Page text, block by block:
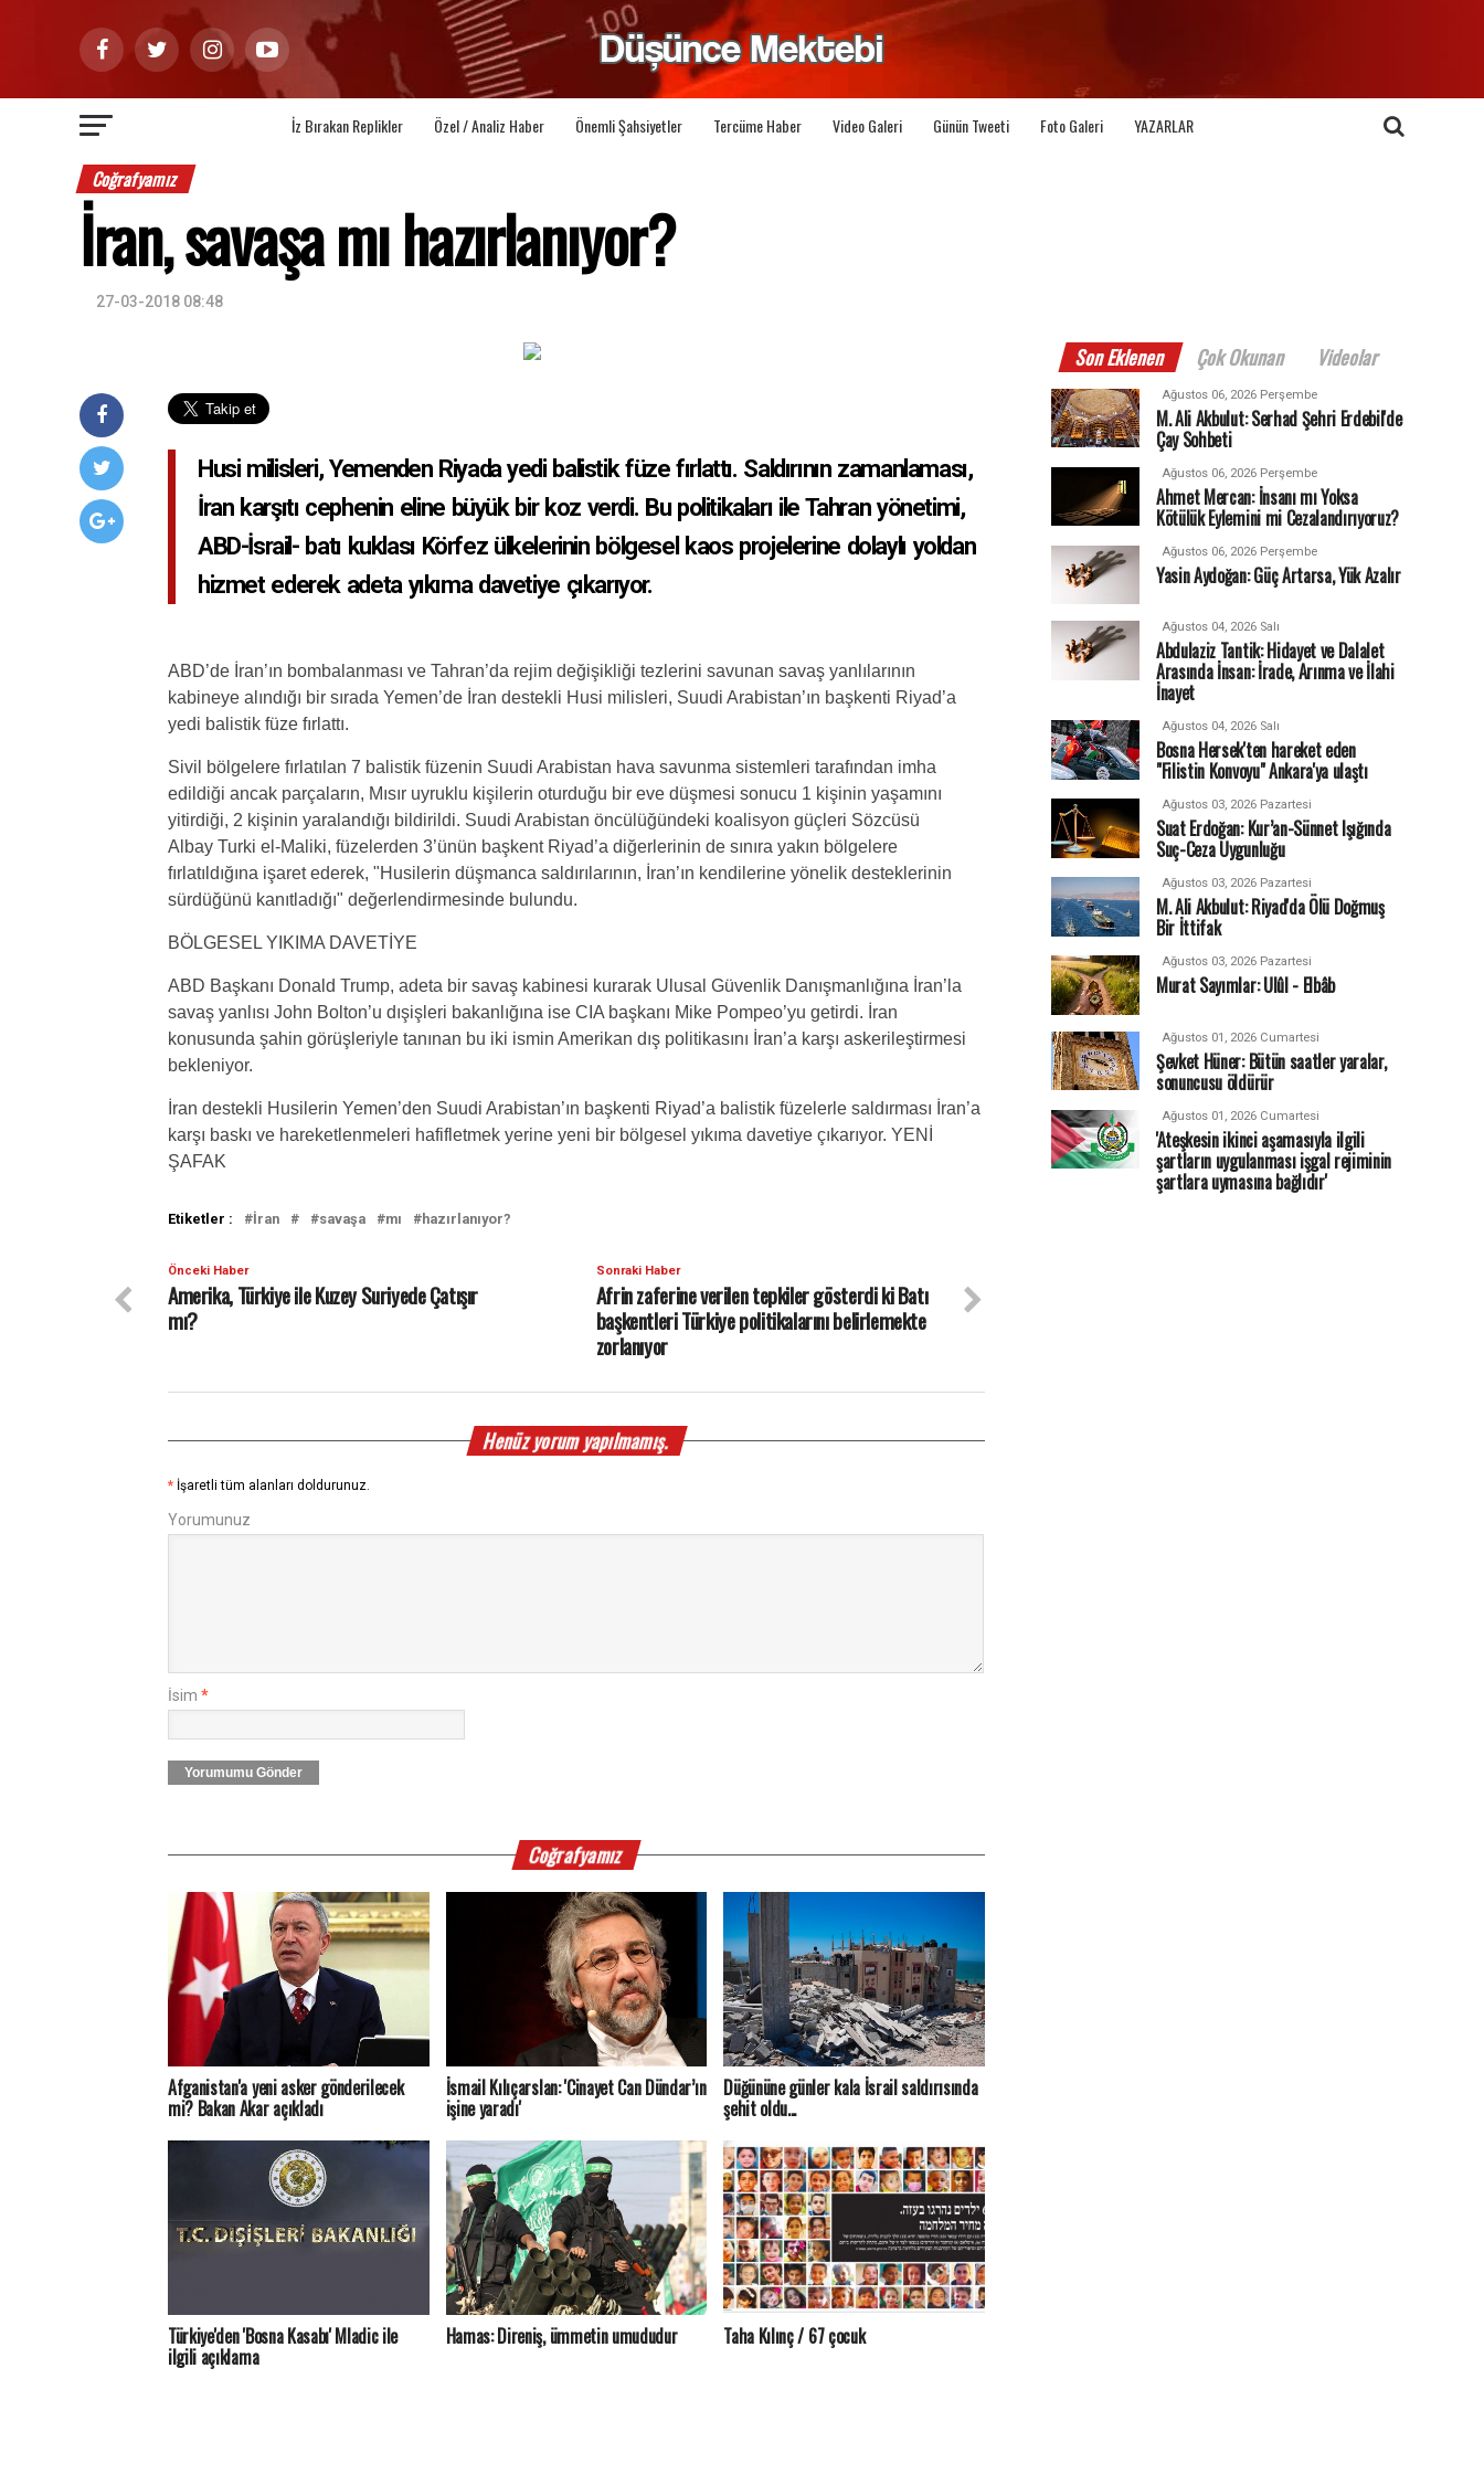
İz Bırakan Replikler Özel / Analiz Haber Önemli Şahsiyetler Tercüme Haber Video Galeri Günün Tweeti Foto Galeri YAZARLAR
Coğrafyamız
İran, savaşa mı hazırlanıyor?
27-03-2018 08:48
Husi milisleri, Yemenden Riyada yedi balistik füze fırlattı. Saldırının zamanlaması,
İran karşıtı cephenin eline büyük bir koz verdi. Bu politikaları ile Tahran yönetimi,
ABD-İsrail- batı kuklası Körfez ülkelerinin bölgesel kaos projelerine dolaylı yoldan
hizmet ederek adeta yıkıma davetiye çıkarıyor.
ABD’de İran’ın bombalanması ve Tahran’da rejim değişikliği tezlerini savunan savaş yanlılarının
kabineye alındığı bir sırada Yemen’de İran destekli Husi milisleri, Suudi Arabistan’ın başkenti Riyad’a
yedi balistik füze fırlattı.
Sivil bölgelere fırlatılan 7 balistik füzenin Suudi Arabistan hava savunma sistemleri tarafından imha
edildiği ancak parçaların, Mısır uyruklu kişilerin oturduğu bir eve düşmesi sonucu 1 kişinin yaşamını
yitirdiği, 2 kişinin yaralandığı bildirildi. Suudi Arabistan öncülüğündeki koalisyon güçleri Sözcüsü
Albay Turki el-Maliki, füzelerden 3’ünün başkent Riyad’a diğerlerinin de sınıra yakın bölgelere
fırlatıldığına işaret ederek, "Husilerin düşmanca saldırılarının, İran’ın kendilerine yönelik desteklerinin
sürdüğünü kanıtladığı" değerlendirmesinde bulundu.
BÖLGESEL YIKIMA DAVETİYE
ABD Başkanı Donald Trump, adeta bir savaş kabinesi kurarak Ulusal Güvenlik Danışmanlığına İran’la
savaş yanlısı John Bolton’u dışişleri bakanlığına ise CIA başkanı Mike Pompeo’yu getirdi. İran
konusunda şahin görüşleriyle tanınan bu iki ismin Amerikan dış politikasını İran’a karşı askerileştirmesi
bekleniyor.
İran destekli Husilerin Yemen’den Suudi Arabistan’ın başkenti Riyad’a balistik füzelerle saldırması İran’a
karşı baskı ve hareketlenmeleri hafifletmek yerine yeni bir bölgesel yıkıma davetiye çıkarıyor. YENİ
ŞAFAK
Etiketler : İran savaşa mı hazırlanıyor?
Önceki Haber
Amerika, Türkiye ile Kuzey Suriyede Çatışır
mı?
Sonraki Haber
Afrin zaferine verilen tepkiler gösterdi ki Batı
başkentleri Türkiye politikalarını belirlemekte
zorlanıyor
Henüz yorum yapılmamış.
* İşaretli tüm alanları doldurunuz.
Yorumunuz
İsim *
Yorumumu Gönder
Coğrafyamız
Afganistan'a yeni asker gönderilecek
mi? Bakan Akar açıkladı
İsmail Kılıçarslan: 'Cinayet Can Dündar’ın
işine yaradı'
Düğününe günler kala İsrail saldırısında
şehit oldu...
Türkiye'den 'Bosna Kasabı' Mladic ile
ilgili açıklama
Hamas: Direniş, ümmetin umududur Taha Kılınç / 67 çocuk
Son Eklenen Çok Okunan Videolar
Ağustos 06, 2026 Perşembe
M. Ali Akbulut: Serhad Şehri Erdebil'de
Çay Sohbeti
Ağustos 06, 2026 Perşembe
Ahmet Mercan: İnsanı mı Yoksa
Kötülük Eylemini mi Cezalandırıyoruz?
Ağustos 06, 2026 Perşembe
Yasin Aydoğan: Güç Artarsa, Yük Azalır
Ağustos 04, 2026 Salı
Abdulaziz Tantik: Hidayet ve Dalalet
Arasında İnsan: İrade, Arınma ve İlahi
İnayet
Ağustos 04, 2026 Salı
Bosna Hersek'ten hareket eden
"Filistin Konvoyu" Ankara'ya ulaştı
Ağustos 03, 2026 Pazartesi
Suat Erdoğan: Kur’an-Sünnet Işığında
Suç-Ceza Uygunluğu
Ağustos 03, 2026 Pazartesi
M. Ali Akbulut: Riyad'da Ölü Doğmuş
Bir İttifak
Ağustos 03, 2026 Pazartesi
Murat Sayımlar: Ulûl - Elbâb
Ağustos 01, 2026 Cumartesi
Şevket Hüner: Bütün saatler yaralar,
sonuncusu öldürür
Ağustos 01, 2026 Cumartesi
'Ateşkesin ikinci aşamasıyla ilgili
şartların uygulanması işgal rejiminin
şartlara uymasına bağlıdır'